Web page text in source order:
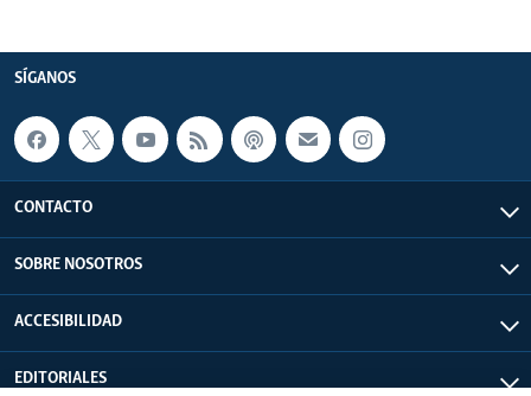
SÍGANOS
CONTACTO
SOBRE NOSOTROS
ACCESIBILIDAD
EDITORIALES